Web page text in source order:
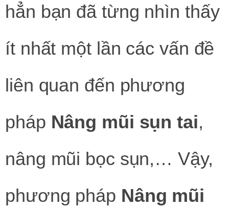
hẳn bạn đã từng nhìn thấy
ít nhất một lần các vấn đề
liên quan đến phương
pháp Nâng mũi sụn tai,
nâng mũi bọc sụn,… Vậy,
phương pháp Nâng mũi